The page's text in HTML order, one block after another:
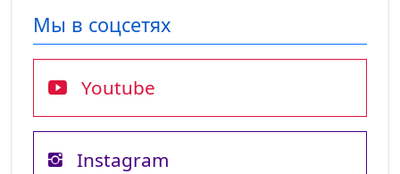
Мы в соцсетях
Youtube
Instagram